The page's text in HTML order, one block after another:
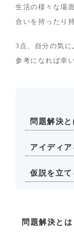
生活の様々な場
合いを持ったり
3点、自分の気に
参考になれば幸
問題解決と
アイディア
仮説を立て
問題解決とは